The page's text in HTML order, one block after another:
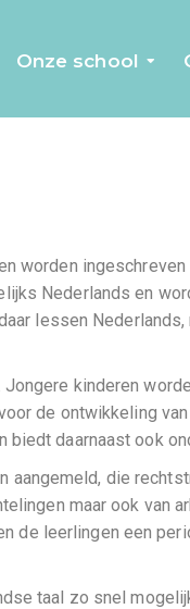
Onze school
worden
Nederlands en
lessen Nederlands,
kinderen
de ontwikkeling
daarnaast ook
aangemeld, die
maar ook van
de leerlingen een
taal zo snel